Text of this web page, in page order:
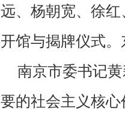
远、杨朝宽、徐
开馆与揭牌仪式
南京市委书记
要的社会主义核